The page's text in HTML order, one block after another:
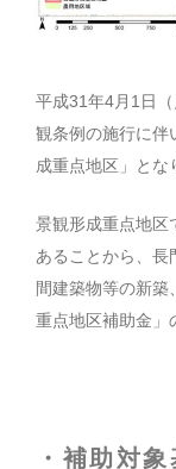
平成31年4月1日
観条例の施行に伴
成重点地区」とな
景観形成重点地区
あることから、長
間建築物等の新
重点地区補助金
・補助対象